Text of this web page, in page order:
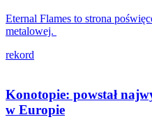
Eternal Flames to strona
metalowej.
rekord
Konotopie: powstał
w Europie